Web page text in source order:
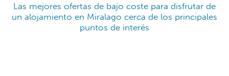
Las mejores ofertas de bajo coste para disfrutar de
un alojamiento en Miralago cerca de los principales
puntos de interés